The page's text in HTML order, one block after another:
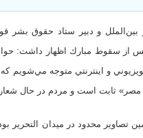
بين‌الملل و دبير ستاد حقوق
از سقوط مبارك اظهار داشت:
مصر» ثابت است و مردم در حال
تصاوير محدود در ميدان التحرير